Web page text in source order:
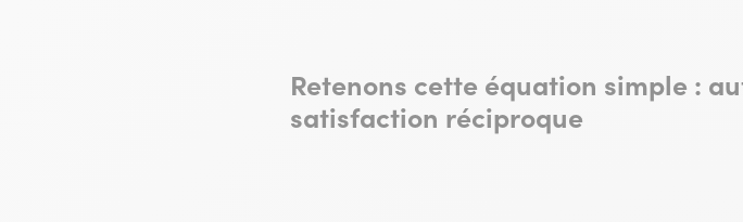
Retenons cette équation simple :
satisfaction réciproque